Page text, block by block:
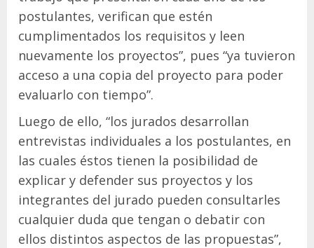
postulantes, verifican que estén
cumplimentados los requisitos y leen
nuevamente los proyectos”, pues “ya tuvieron
acceso a una copia del proyecto para poder
evaluarlo con tiempo”.
Luego de ello, “los jurados desarrollan
entrevistas individuales a los postulantes, en
las cuales éstos tienen la posibilidad de
explicar y defender sus proyectos y los
integrantes del jurado pueden consultarles
cualquier duda que tengan o debatir con
ellos distintos aspectos de las propuestas”,